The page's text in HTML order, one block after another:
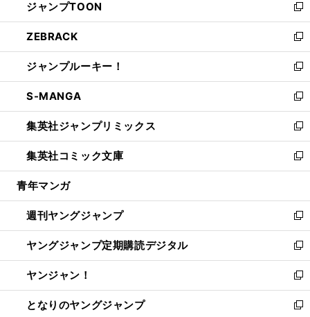
く
で
開
く
ド
ウ
で
開
く
ィ
ン
ド
ウ
で
開
く
い
ウ
ィ
ン
ド
ウ
で
開
く
ジャンプTOON
新
し
い
ウ
ィ
ン
ド
ウ
で
開
く
ZEBRACK
新
し
い
ウ
ィ
ン
ド
ウ
で
開
ジャンプルーキー！
新
し
い
ウ
ィ
ン
ド
ウ
開
く
S-MANGA
新
し
い
ウ
ィ
ン
ウ
で
開
く
集英社ジャンプリミックス
新
し
い
ウ
ン
ド
ウ
で
開
く
集英社コミック文庫
新
し
ウ
ィ
ン
ド
ウ
で
開
く
青年マンガ
週刊ヤングジャンプ
新
し
い
ウ
ィ
ン
ド
ヤングジャンプ定期購読デジタル
新
し
い
ウ
ィ
ヤンジャン！
新
し
い
となりのヤングジャンプ
新